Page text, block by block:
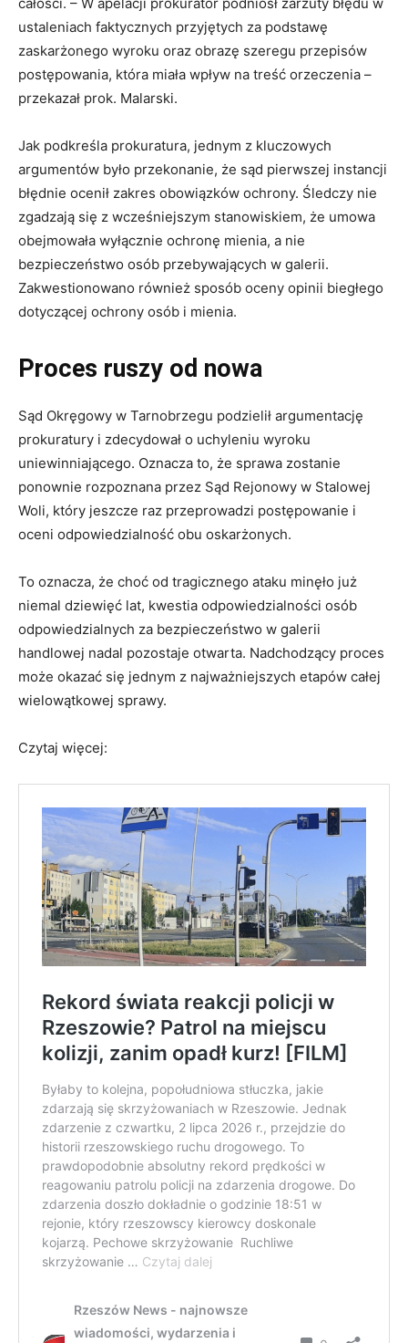
całości. – W apelacji prokurator podniósł zarzuty błędu w
ustaleniach faktycznych przyjętych za podstawę
zaskarżonego wyroku oraz obrazę szeregu przepisów
postępowania, która miała wpływ na treść orzeczenia –
przekazał prok. Malarski.
Jak podkreśla prokuratura, jednym z kluczowych
argumentów było przekonanie, że sąd pierwszej instancji
błędnie ocenił zakres obowiązków ochrony. Śledczy nie
zgadzają się z wcześniejszym stanowiskiem, że umowa
obejmowała wyłącznie ochronę mienia, a nie
bezpieczeństwo osób przebywających w galerii.
Zakwestionowano również sposób oceny opinii biegłego
dotyczącej ochrony osób i mienia.
Proces ruszy od nowa
Sąd Okręgowy w Tarnobrzegu podzielił argumentację
prokuratury i zdecydował o uchyleniu wyroku
uniewinniającego. Oznacza to, że sprawa zostanie
ponownie rozpoznana przez Sąd Rejonowy w Stalowej
Woli, który jeszcze raz przeprowadzi postępowanie i
oceni odpowiedzialność obu oskarżonych.
To oznacza, że choć od tragicznego ataku minęło już
niemal dziewięć lat, kwestia odpowiedzialności osób
odpowiedzialnych za bezpieczeństwo w galerii
handlowej nadal pozostaje otwarta. Nadchodzący proces
może okazać się jednym z najważniejszych etapów całej
wielowątkowej sprawy.
Czytaj więcej: